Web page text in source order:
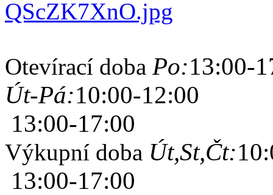
Otevírací doba Po:13:00-
Út-Pá:10:00-12:00
13:00-17:00
Výkupní doba Út,St,Čt:
13:00-17:00